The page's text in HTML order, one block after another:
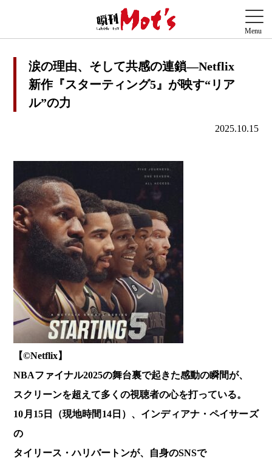
涙の理由、そして共感の連鎖—Netflix
新作『スターティング5』が映す“リア
ル”の力
2025.10.15
【©️Netflix】
NBAファイナル2025の舞台裏で起きた感動の瞬間が、
スクリーンを超えて多くの視聴者の心を打っている。
10月15日（現地時間14日）、インディアナ・ペイサーズ
の
タイリース・ハリバートンが、自身のSNSで